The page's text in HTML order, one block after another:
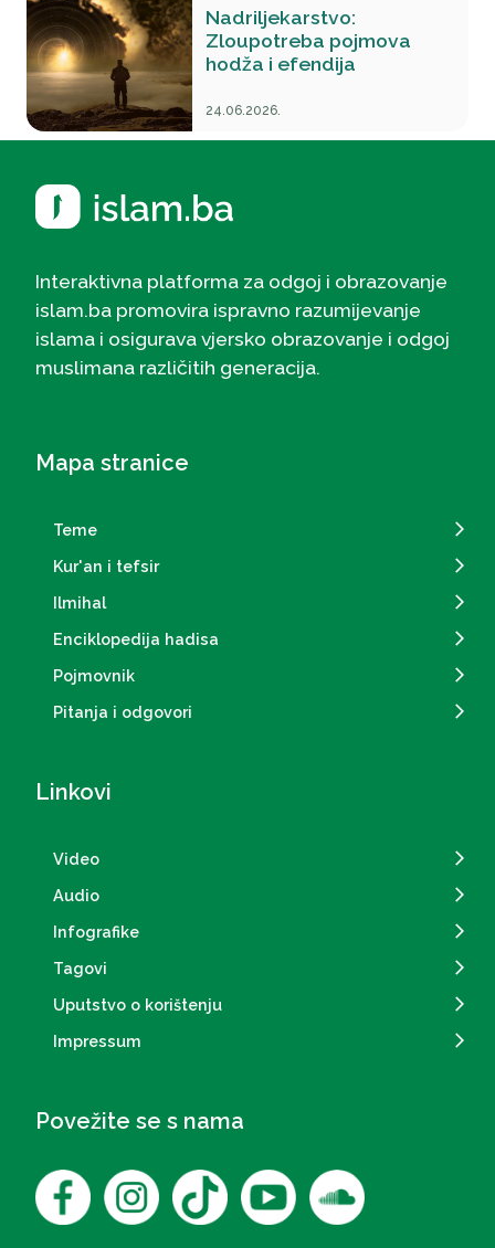
Nadriljekarstvo:
Zloupotreba pojmova
hodža i efendija
24.06.2026.
Interaktivna platforma za odgoj i obrazovanje
islam.ba promovira ispravno razumijevanje
islama i osigurava vjersko obrazovanje i odgoj
muslimana različitih generacija.
Mapa stranice
Teme
Kur'an i tefsir
Ilmihal
Enciklopedija hadisa
Pojmovnik
Pitanja i odgovori
Linkovi
Video
Audio
Infografike
Tagovi
Uputstvo o korištenju
Impressum
Povežite se s nama